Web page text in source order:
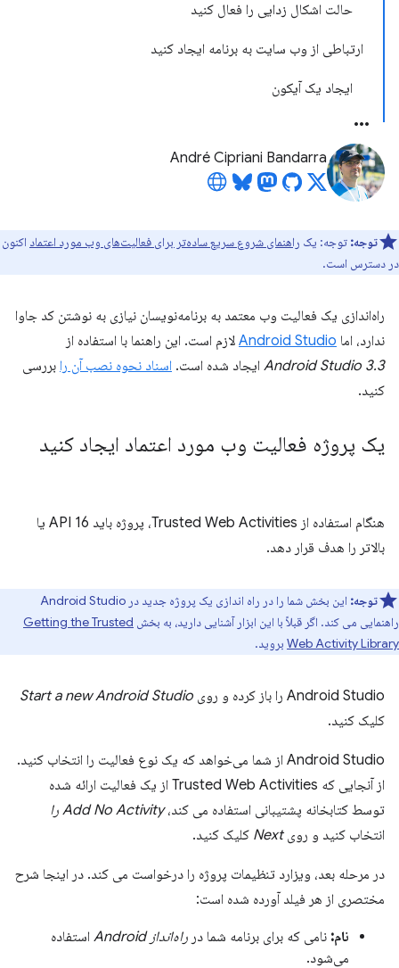
حالت اشکال زدایی را فعال کنید
ارتباطی از وب سایت به برنامه ایجاد کنید
ایجاد یک آیکون
André Cipriani Bandarra
توجه: توجه: یک راهنمای شروع سریع ساده‌تر برای فعالیت‌های وب مورد اعتماد اکنون
در دسترس است.
راه‌اندازی یک فعالیت وب معتمد به برنامه‌نویسان نیازی به نوشتن کد جاوا
ندارد، اما Android Studio لازم است. این راهنما با استفاده از
Android Studio 3.3 ایجاد شده است. اسناد نحوه نصب آن را بررسی
کنید.
یک پروژه فعالیت وب مورد اعتماد ایجاد کنید
هنگام استفاده از Trusted Web Activities، پروژه باید API 16 یا
بالاتر را هدف قرار دهد.
توجه:
این بخش شما را در راه اندازی یک پروژه جدید در Android Studio
راهنمایی می کند. اگر قبلاً با این ابزار آشنایی دارید، به بخش Getting the Trusted
Web Activity Library بروید.
Android Studio را باز کرده و روی
Start a new Android Studio
کلیک کنید.
Android Studio از شما می‌خواهد که یک نوع فعالیت را انتخاب کنید.
از آنجایی که Trusted Web Activities از یک فعالیت ارائه شده
توسط کتابخانه پشتیبانی استفاده می کند،Add No Activity را
انتخاب کنید و رویNext کلیک کنید.
در مرحله بعد، ویزارد تنظیمات پروژه را درخواست می کند. در اینجا شرح
مختصری از هر فیلد آورده شده است:
نام: نامی که برای برنامه شما در راه‌انداز Android
استفاده
می‌شود.